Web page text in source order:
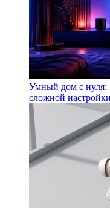
Умный дом с нуля:
сложной настройки